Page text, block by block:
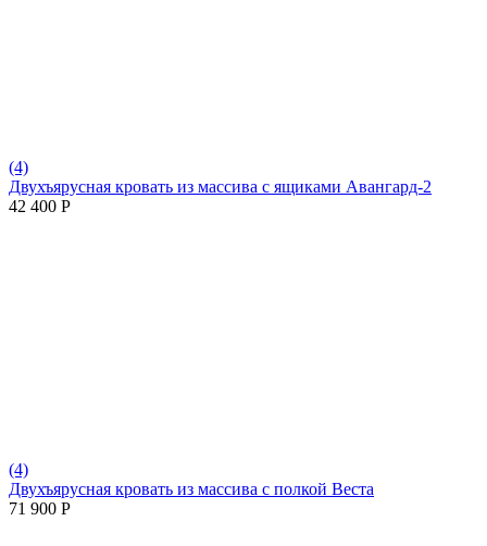
(4)
Двухъярусная кровать из массива с ящиками Авангард-2
42 400 Р
(4)
Двухъярусная кровать из массива с полкой Веста
71 900 Р